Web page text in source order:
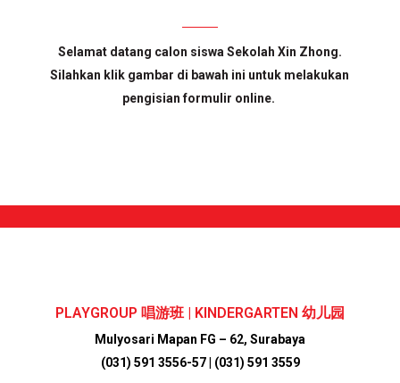
Selamat datang calon siswa Sekolah Xin Zhong.
Silahkan klik gambar di bawah ini untuk melakukan
pengisian formulir online.
PLAYGROUP 唱游班 | KINDERGARTEN 幼儿园
Mulyosari Mapan FG – 62, Surabaya
(031) 591 3556-57 | (031) 591 3559